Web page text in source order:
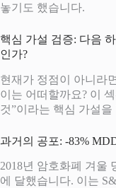
놓기도 했습니다.
핵심 가설 검증: 다음
인가?
현재가 정점이 아니라
이는 어떠할까요? 이
것”이라는 핵심 가설
과거의 공포: -83%
2018년 암호화폐 겨울
에 달했습니다. 이는